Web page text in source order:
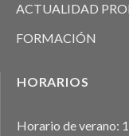
ACTUALIDAD
FORMACIÓN
HORARIOS
Horario de verano: